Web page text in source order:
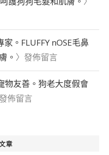
。FLUFFY nOSE毛鼻
。 〉發佈留言
物友善。狗老大度假會
佈留言
章